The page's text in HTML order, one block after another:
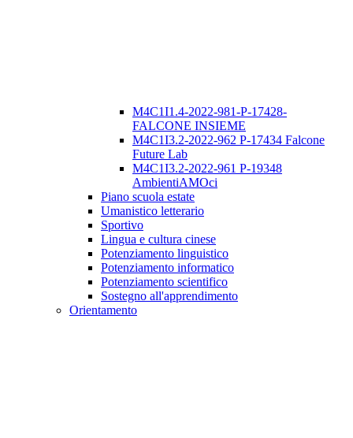
M4C1I1.4-2022-981-P-17428-
FALCONE INSIEME
M4C1I3.2-2022-962 P-17434 Falcone
Future Lab
M4C1I3.2-2022-961 P-19348
AmbientiAMOci
Piano scuola estate
Umanistico letterario
Sportivo
Lingua e cultura cinese
Potenziamento linguistico
Potenziamento informatico
Potenziamento scientifico
Sostegno all'apprendimento
Orientamento